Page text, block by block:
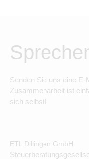
Senden Sie uns eine E-
Zusammenarbeit ist
sich selbst!
ETL Dillingen GmbH